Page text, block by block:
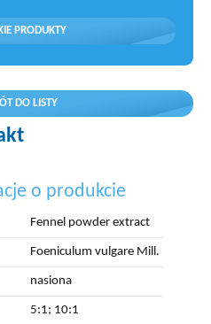
PRODUKTY
DO LISTY
o produkcie
Fennel powder extract
Foeniculum vulgare Mill.
nasiona
5:1; 10:1